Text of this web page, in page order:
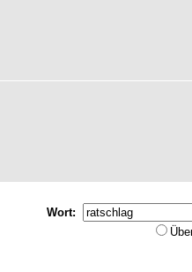
Wort: